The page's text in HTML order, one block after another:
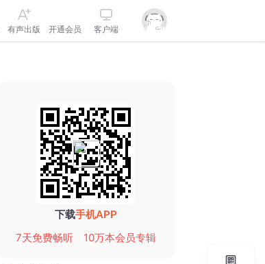
有声出版 开通会员 客户端
下载手机APP
7天免费畅听
10万本会员专辑